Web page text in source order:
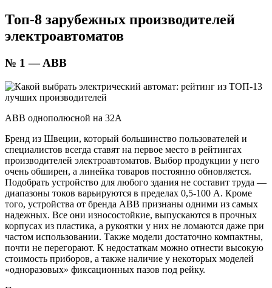
Топ-8 зарубежных производителей
электроавтоматов
№ 1 — ABB
ABB однополюсной на 32А
Бренд из Швеции, который большинство пользователей и
специалистов всегда ставят на первое место в рейтингах
производителей электроавтоматов. Выбор продукции у него
очень обширен, а линейка товаров постоянно обновляется.
Подобрать устройство для любого здания не составит труда —
диапазоны токов варьируются в пределах 0,5-100 А. Кроме
того, устройства от бренда АВВ признаны одними из самых
надежных. Все они износостойкие, выпускаются в прочных
корпусах из пластика, а рукоятки у них не ломаются даже при
частом использовании. Также модели достаточно компактны,
почти не перегорают. К недостаткам можно отнести высокую
стоимость приборов, а также наличие у некоторых моделей
«одноразовых» фиксационных пазов под рейку.